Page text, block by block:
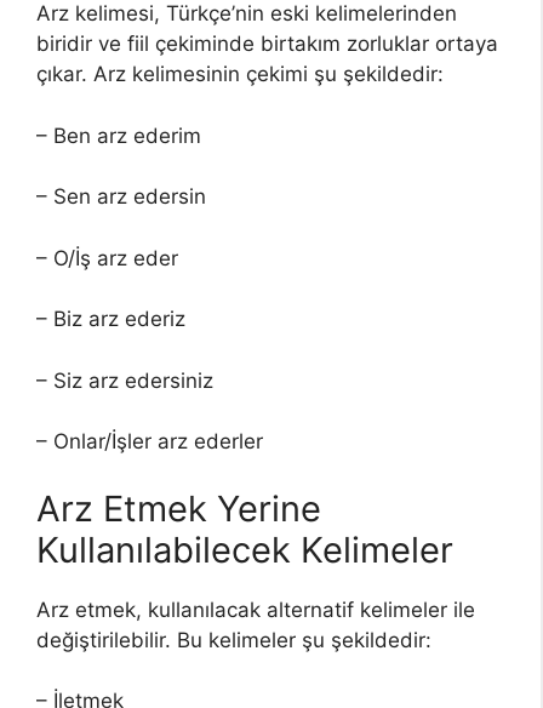
Arz kelimesi, Türkçe’nin eski kelimelerinden
biridir ve fiil çekiminde birtakım zorluklar ortaya
çıkar. Arz kelimesinin çekimi şu şekildedir:
– Ben arz ederim
– Sen arz edersin
– O/İş arz eder
– Biz arz ederiz
– Siz arz edersiniz
– Onlar/İşler arz ederler
Arz Etmek Yerine
Kullanılabilecek Kelimeler
Arz etmek, kullanılacak alternatif kelimeler ile
değiştirilebilir. Bu kelimeler şu şekildedir:
– İletmek